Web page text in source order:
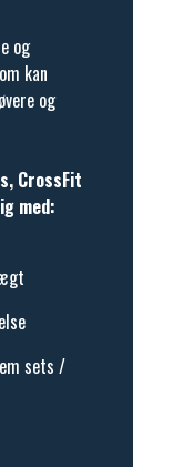
og
kan
og
CrossFit
med:
sets /